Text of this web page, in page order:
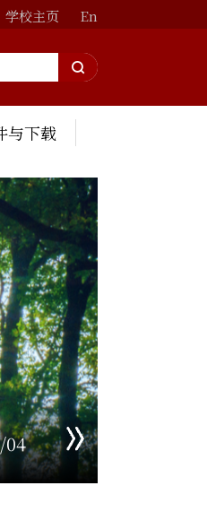
学校主页 En
与下载
/04